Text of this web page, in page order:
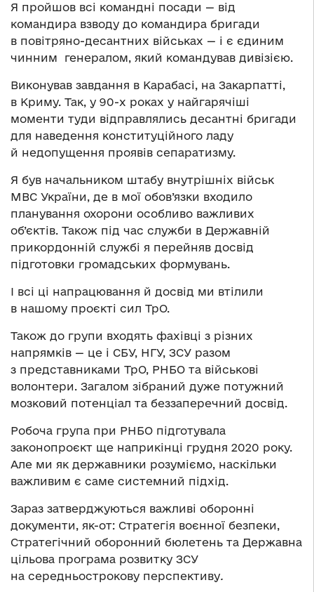
Я пройшов всі командні посади — від
командира взводу до командира бригади
в повітряно-десантних військах — і є єдиним
чинним генералом, який командував дивізією.
Виконував завдання в Карабасі, на Закарпатті,
в Криму. Так, у 90-х роках у найгарячіші
моменти туди відправлялись десантні бригади
для наведення конституційного ладу
й недопущення проявів сепаратизму.
Я був начальником штабу внутрішніх військ
МВС України, де в мої обов’язки входило
планування охорони особливо важливих
об’єктів. Також під час служби в Державній
прикордонній службі я перейняв досвід
підготовки громадських формувань.
І всі ці напрацювання й досвід ми втілили
в нашому проєкті сил ТрО.
Також до групи входять фахівці з різних
напрямків — це і СБУ, НГУ, ЗСУ разом
з представниками ТрО, РНБО та військові
волонтери. Загалом зібраний дуже потужний
мозковий потенціал та беззаперечний досвід.
Робоча група при РНБО підготувала
законопроєкт ще наприкінці грудня 2020 року.
Але ми як державники розуміємо, наскільки
важливим є саме системний підхід.
Зараз затверджуються важливі оборонні
документи, як-от: Стратегія воєнної безпеки,
Стратегічний оборонний бюлетень та Державна
цільова програма розвитку ЗСУ
на середньострокову перспективу.